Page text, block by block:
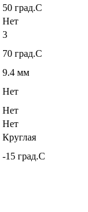
50 град.C
Нет
3
70 град.C
9.4 мм
Нет
Нет
Нет
Круглая
-15 град.C